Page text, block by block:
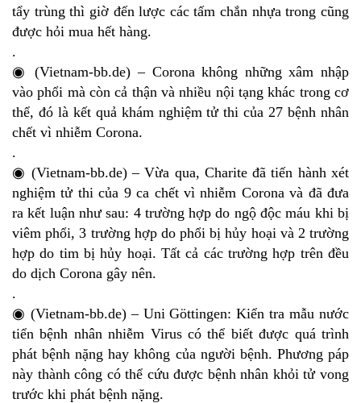
tẩy trùng thì giờ đến lược các tấm chắn nhựa trong cũng
được hỏi mua hết hàng.
.
◉ (Vietnam-bb.de) – Corona không những xâm nhập
vào phổi mà còn cả thận và nhiều nội tạng khác trong cơ
thể, đó là kết quả khám nghiệm tử thi của 27 bệnh nhân
chết vì nhiễm Corona.
.
◉ (Vietnam-bb.de) – Vừa qua, Charite đã tiến hành xét
nghiệm tử thi của 9 ca chết vì nhiễm Corona và đã đưa
ra kết luận như sau: 4 trường hợp do ngộ độc máu khi bị
viêm phổi, 3 trường hợp do phổi bị hủy hoại và 2 trường
hợp do tim bị hủy hoại. Tất cả các trường hợp trên đều
do dịch Corona gây nên.
.
◉ (Vietnam-bb.de) – Uni Göttingen: Kiển tra mẫu nước
tiển bệnh nhân nhiễm Virus có thể biết được quá trình
phát bệnh nặng hay không của người bệnh. Phương páp
này thành công có thể cứu được bệnh nhân khỏi tử vong
trước khi phát bệnh nặng.